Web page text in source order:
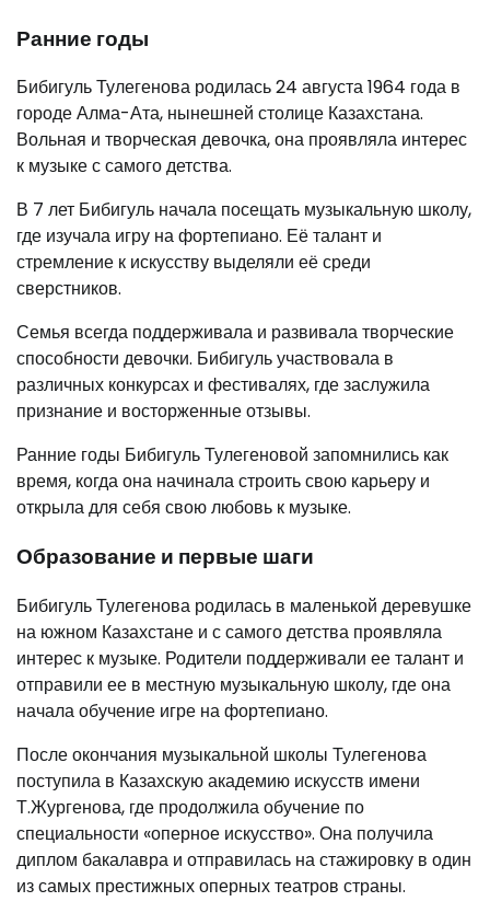
Ранние годы
Бибигуль Тулегенова родилась 24 августа 1964 года в
городе Алма-Ата, нынешней столице Казахстана.
Вольная и творческая девочка, она проявляла интерес
к музыке с самого детства.
В 7 лет Бибигуль начала посещать музыкальную школу,
где изучала игру на фортепиано. Её талант и
стремление к искусству выделяли её среди
сверстников.
Семья всегда поддерживала и развивала творческие
способности девочки. Бибигуль участвовала в
различных конкурсах и фестивалях, где заслужила
признание и восторженные отзывы.
Ранние годы Бибигуль Тулегеновой запомнились как
время, когда она начинала строить свою карьеру и
открыла для себя свою любовь к музыке.
Образование и первые шаги
Бибигуль Тулегенова родилась в маленькой деревушке
на южном Казахстане и с самого детства проявляла
интерес к музыке. Родители поддерживали ее талант и
отправили ее в местную музыкальную школу, где она
начала обучение игре на фортепиано.
После окончания музыкальной школы Тулегенова
поступила в Казахскую академию искусств имени
Т.Жургенова, где продолжила обучение по
специальности «оперное искусство». Она получила
диплом бакалавра и отправилась на стажировку в один
из самых престижных оперных театров страны.